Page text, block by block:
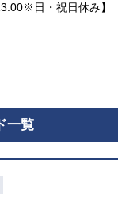
日・祝日休み】
一覧